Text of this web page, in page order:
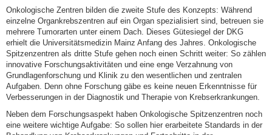
Onkologische Zentren bilden die zweite Stufe des Konzepts: Während
einzelne Organkrebszentren auf ein Organ spezialisiert sind, betreuen sie
mehrere Tumorarten unter einem Dach. Dieses Gütesiegel der DKG
erhielt die Universitätsmedizin Mainz Anfang des Jahres. Onkologische
Spitzenzentren als dritte Stufe gehen noch einen Schritt weiter: So zählen
innovative Forschungsaktivitäten und eine enge Verzahnung von
Grundlagenforschung und Klinik zu den wesentlichen und zentralen
Aufgaben. Denn ohne Forschung gäbe es keine neuen Erkenntnisse für
Verbesserungen in der Diagnostik und Therapie von Krebserkrankungen.
Neben dem Forschungsaspekt haben Onkologische Spitzenzentren noch
eine weitere wichtige Aufgabe: So sollen hier erarbeitete Standards in der